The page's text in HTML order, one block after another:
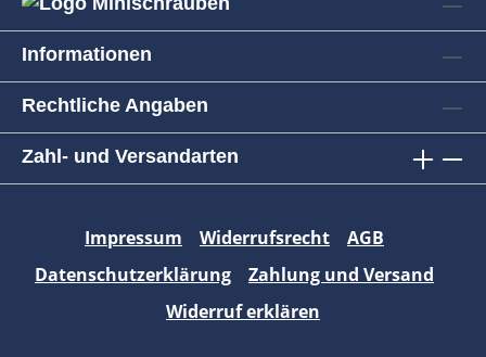
Informationen
Rechtliche Angaben
Zahl- und Versandarten
Impressum Widerrufsrecht
AGB
Datenschutzerklärung
Zahlung und Versand
Widerruf erklären